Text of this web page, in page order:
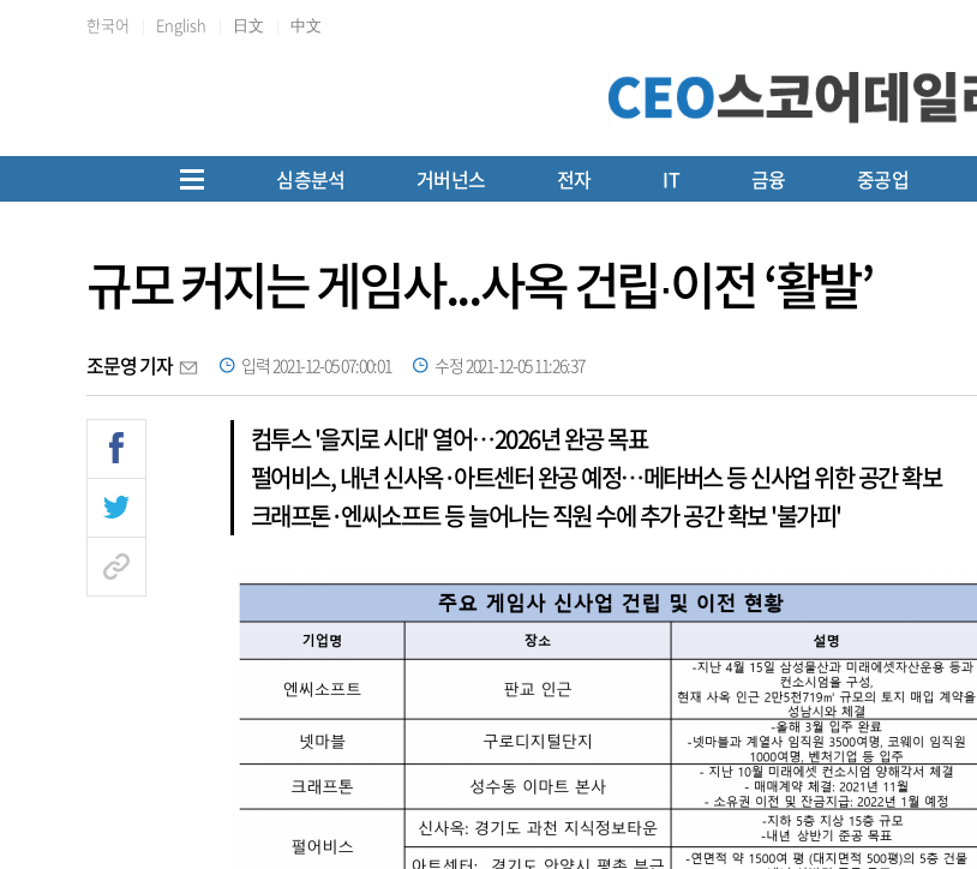
한국어 English 日文 中文
심층분석 거버넌스 전자 IT 금융 중공업
규모 커지는 게임사...사옥 건립∙이전 ‘활발’
조문영 기자 입력 2021-12-05 07:00:01 수정 2021-12-05 11:26:37
컴투스 '을지로 시대' 열어…2026년 완공 목표
펄어비스, 내년 신사옥·아트센터 완공 예정…메타버스 등 신사업 위한 공간 확보
크래프톤·엔씨소프트 등 늘어나는 직원 수에 추가 공간 확보 '불가피'